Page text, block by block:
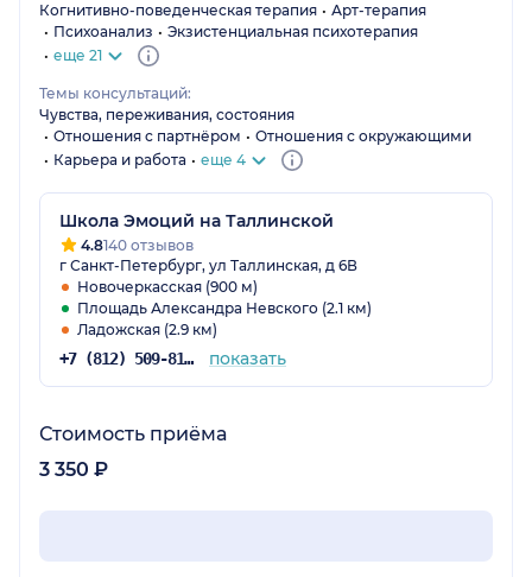
Когнитивно-поведенческая терапия
Арт-терапия
Психоанализ
Экзистенциальная психотерапия
еще 21
Темы консультаций:
Чувства, переживания, состояния
Отношения с партнёром
Отношения с окружающими
Карьера и работа
еще 4
Школа Эмоций на Таллинской
4.8140 отзывов
г Санкт-Петербург, ул Таллинская, д 6В
Новочеркасская (900 м)
Площадь Александра Невского (2.1 км)
Ладожская (2.9 км)
+7 (812) 509-81-85 показать
Стоимость приёма
3 350 ₽